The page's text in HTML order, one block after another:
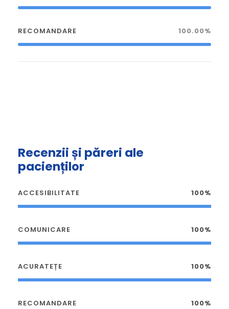
RECOMANDARE 100.00%
Recenzii și păreri ale
pacienților
ACCESIBILITATE 100%
COMUNICARE 100%
ACURATEȚE 100%
RECOMANDARE 100%